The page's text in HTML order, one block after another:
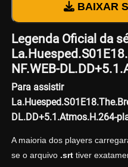
BAIXAR
Legenda Oficial da
NF.WEB-
Para assistir
DL.DD+5.1.Atmos.H.264-
A maioria dos players
se o arquivo .srttiver